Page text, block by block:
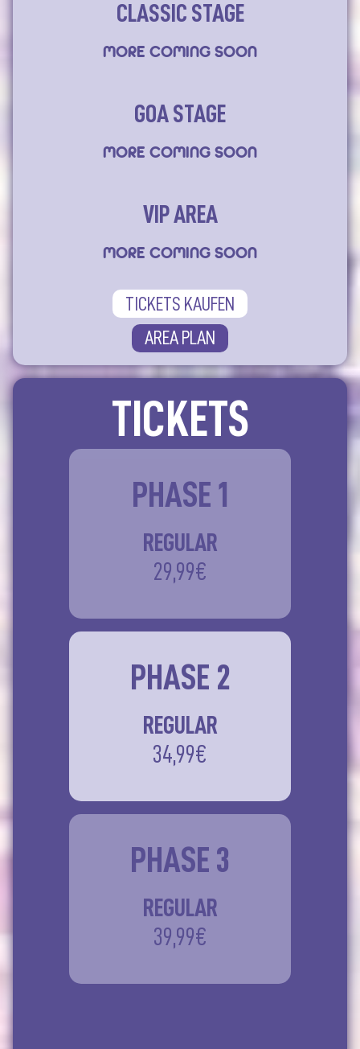
CLASSIC STAGE
MORE COMING SOON
GOA STAGE
MORE COMING SOON
VIP AREA
MORE COMING SOON
TICKETS KAUFEN
AREA PLAN
TICKETS
PHASE 1
REGULAR
29,99€
PHASE 2
REGULAR
34,99€
PHASE 3
REGULAR
39,99€